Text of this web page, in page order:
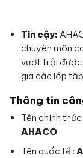
Tin cậy:
chuyên môn
vượt trội được
gia các lớp
Thông tin
Tên chính thức
AHACO
Tên quốc tế :